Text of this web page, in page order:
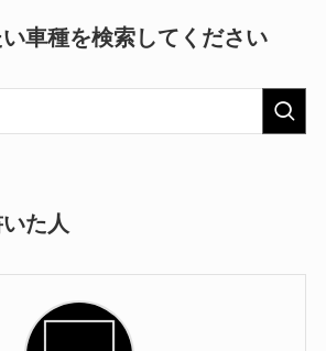
車種を検索してください
た人